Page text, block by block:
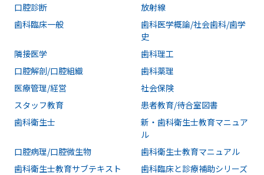
口腔診断
放射線
歯科臨床一般
歯科医学概論/社会歯科/歯学
史
隣接医学
歯科理工
口腔解剖/口腔組織
歯科薬理
医療管理/経営
社会保険
スタッフ教育
患者教育/待合室図書
歯科衛生士
新・歯科衛生士教育マニュア
ル
口腔病理/口腔微生物
歯科衛生士教育マニュアル
歯科衛生士教育サブテキスト
歯科臨床と診療補助シリーズ